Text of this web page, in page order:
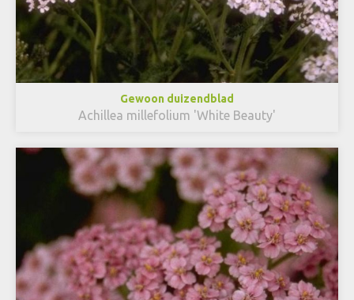
Gewoon duizendblad
Achillea millefolium 'White Beauty'